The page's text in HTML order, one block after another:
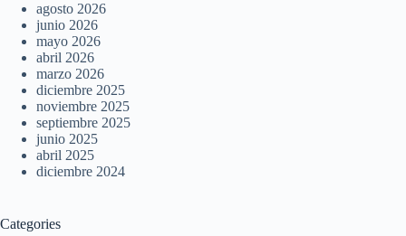
agosto 2026
junio 2026
mayo 2026
abril 2026
marzo 2026
diciembre 2025
noviembre 2025
septiembre 2025
junio 2025
abril 2025
diciembre 2024
Categories